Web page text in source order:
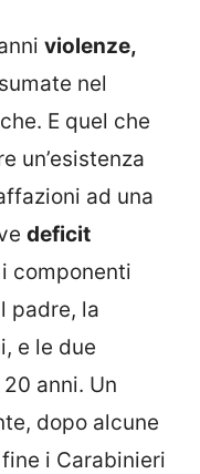
violenze,
nel
E quel che
un’esistenza
ad una
deficit
componenti
padre, la
e le due
anni. Un
dopo alcune
i Carabinieri